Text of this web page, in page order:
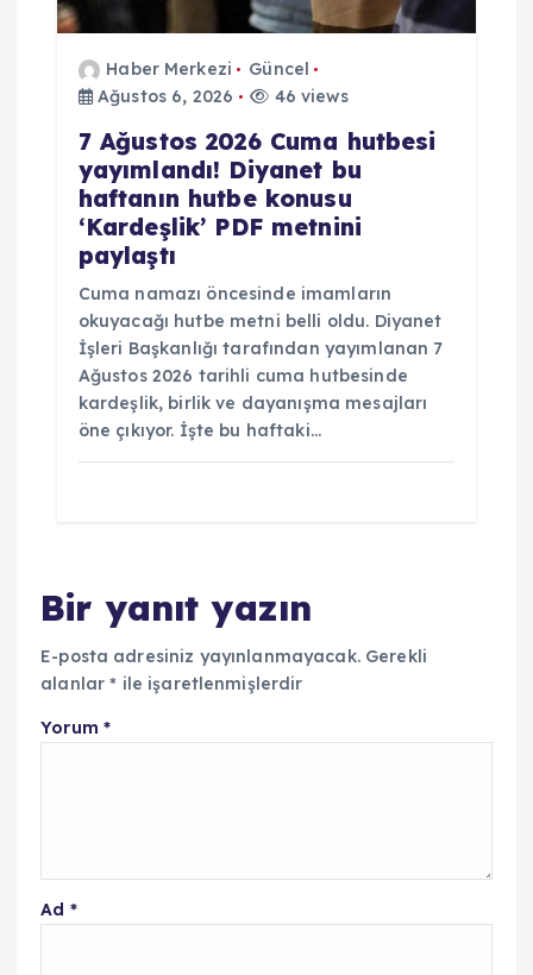
Haber Merkezi
Güncel
Ağustos 6, 2026
46 views
7 Ağustos 2026 Cuma hutbesi
yayımlandı! Diyanet bu
haftanın hutbe konusu
‘Kardeşlik’ PDF metnini
paylaştı
Cuma namazı öncesinde imamların
okuyacağı hutbe metni belli oldu. Diyanet
İşleri Başkanlığı tarafından yayımlanan 7
Ağustos 2026 tarihli cuma hutbesinde
kardeşlik, birlik ve dayanışma mesajları
öne çıkıyor. İşte bu haftaki…
Bir yanıt yazın
E-posta adresiniz yayınlanmayacak. Gerekli
alanlar* ile işaretlenmişlerdir
Yorum *
Ad *